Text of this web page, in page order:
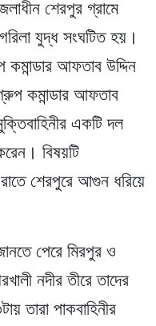
শেরপুর গ্রামে
যুদ্ধ সংঘটিত হয়।
আফতাব উদ্দিন
কমান্ডার আফতাব
একটি দল
বিষয়টি
শেরপুরে আগুন ধরিয়ে
পেরে মিরপুর ও
নদীর তীরে তাদের
তারা পাকবাহিনীর